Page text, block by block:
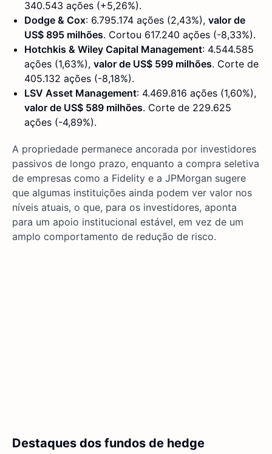
340.543 ações (+5,26%).
Dodge & Cox: 6.795.174 ações (2,43%), valor de
US$ 895 milhões. Cortou 617.240 ações (-8,33%).
Hotchkis & Wiley Capital Management: 4.544.585
ações (1,63%), valor de US$ 599 milhões. Corte de
405.132 ações (-8,18%).
LSV Asset Management: 4.469.816 ações (1,60%),
valor de US$ 589 milhões. Corte de 229.625
ações (-4,89%).
A propriedade permanece ancorada por investidores
passivos de longo prazo, enquanto a compra seletiva
de empresas como a Fidelity e a JPMorgan sugere
que algumas instituições ainda podem ver valor nos
níveis atuais, o que, para os investidores, aponta
para um apoio institucional estável, em vez de um
amplo comportamento de redução de risco.
Destaques dos fundos de hedge